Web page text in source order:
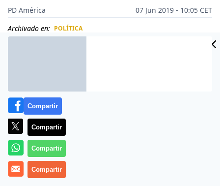
PD América
07 Jun 2019 - 10:05 CET
Archivado en: POLÍTICA
Compartir
Compartir
Compartir
Compartir